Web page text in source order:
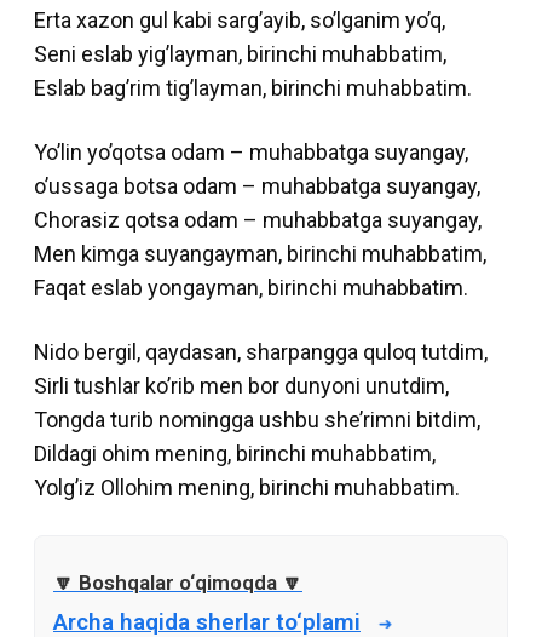
Erta xazon gul kabi sarg’ayib, so’lganim yo’q,
Seni eslab yig’layman, birinchi muhabbatim,
Eslab bag’rim tig’layman, birinchi muhabbatim.
Yo’lin yo’qotsa odam – muhabbatga suyangay,
o’ussaga botsa odam – muhabbatga suyangay,
Chorasiz qotsa odam – muhabbatga suyangay,
Men kimga suyangayman, birinchi muhabbatim,
Faqat eslab yongayman, birinchi muhabbatim.
Nido bergil, qaydasan, sharpangga quloq tutdim,
Sirli tushlar ko’rib men bor dunyoni unutdim,
Tongda turib nomingga ushbu she’rimni bitdim,
Dildagi ohim mening, birinchi muhabbatim,
Yolg’iz Ollohim mening, birinchi muhabbatim.
Archa haqida sherlar to‘plami